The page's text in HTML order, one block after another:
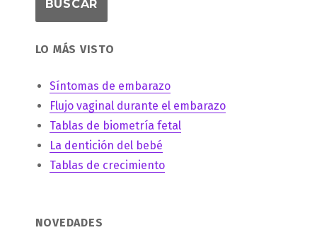
LO MÁS VISTO
Síntomas de embarazo
Flujo vaginal durante el embarazo
Tablas de biometría fetal
La dentición del bebé
Tablas de crecimiento
NOVEDADES